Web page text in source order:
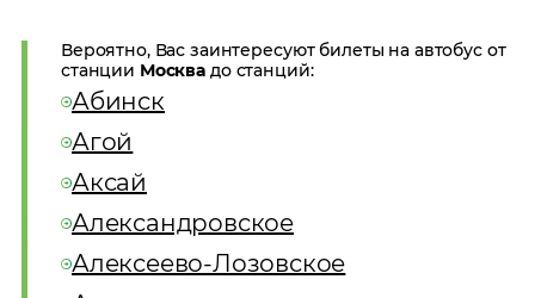
Вероятно, Вас заинтересуют билеты на автобус от
станции Москва до станций:
Абинск
Агой
Аксай
Александровское
Алексеево-Лозовское